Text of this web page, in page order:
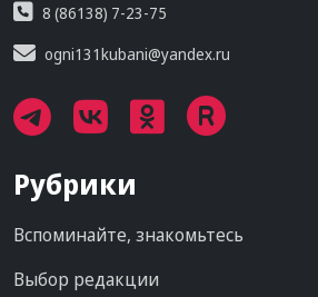
8 (86138) 7-23-75
ogni131kubani@yandex.ru
Рубрики
Вспоминайте, знакомьтесь
Выбор редакции